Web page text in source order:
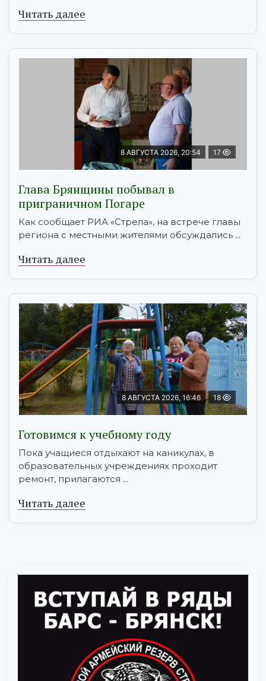
Читать далее
8 АВГУСТА 2026, 20:54 17
Глава Брянщины побывал в
приграничном Погаре
Как сообщает РИА «Стрела», на встрече главы
региона с местными жителями обсуждались ...
Читать далее
8 АВГУСТА 2026, 16:46 18
Готовимся к учебному году
Пока учащиеся отдыхают на каникулах, в
образовательных учреждениях проходит
ремонт, прилагаются ...
Читать далее